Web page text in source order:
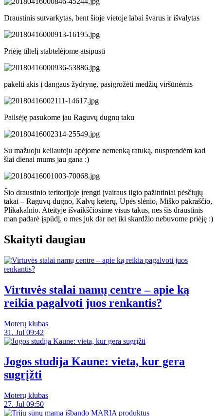
Draustinis sutvarkytas, bent šioje vietoje labai švarus ir išvalytas
Priėję tiltelį stabtelėjome atsipūsti
pakelti akis į dangaus žydrynę, pasigrožėti medžių viršūnėmis
Pailsėję pasukome jau Raguvų dugnų taku
Su mažuoju keliautoju apėjome nemenką ratuką, nusprendėm kad
šiai dienai mums jau gana :)
Šio draustinio teritorijoje įrengti įvairaus ilgio pažintiniai pėsčiųjų
takai – Raguvų dugno, Kalvų keterų, Upės slėnio, Miško pakraščio,
Plikakalnio. Ateityje išvaikščiosime visus takus, nes šis draustinis
man padarė įspūdį, o mes juk dar net iki skardžio nebuvome priėję :)
Skaityti daugiau
Virtuvės stalai namų centre – apie ką
reikia pagalvoti juos renkantis?
Moterų klubas
31. Jul 09:42
Jogos studija Kaune: vieta, kur gera
sugrįžti
Moterų klubas
27. Jul 09:50